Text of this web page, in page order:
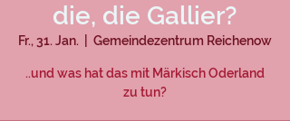
die, die Gallier?
Fr., 31. Jan. Gemeindezentrum Reichenow
..und was hat das mit Märkisch Oderland
zu tun?